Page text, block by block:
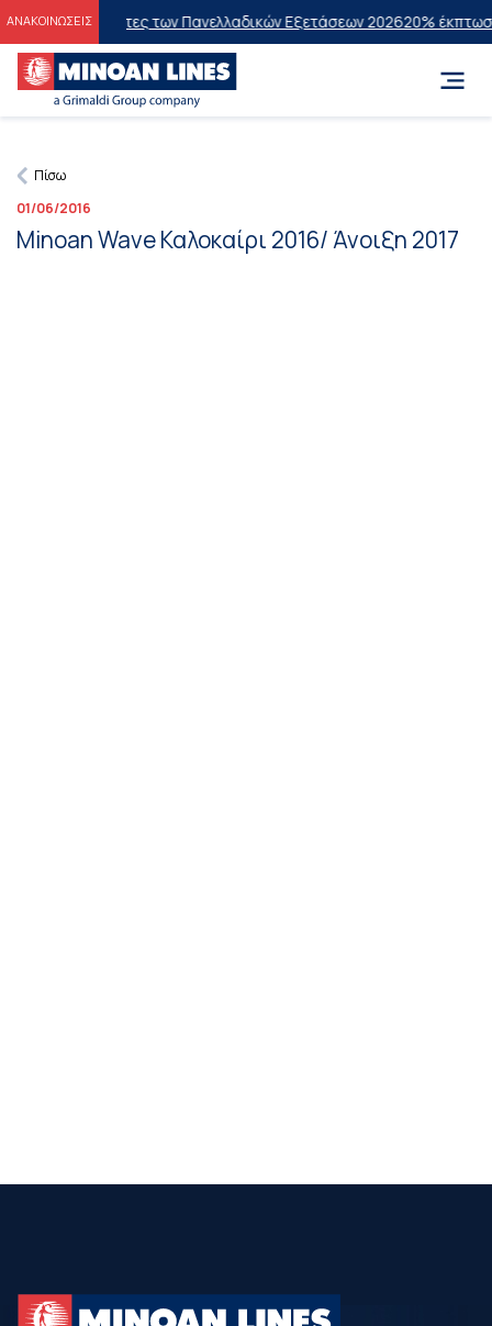
ΑΝΑΚΟΙΝΩΣΕΙΣ
Επιτυχόντες των Πανελλαδικών Εξετάσεων 202620% έκπτωση
Πίσω
01/06/2016
Minoan Wave Καλοκαίρι 2016/ Άνοιξη 2017